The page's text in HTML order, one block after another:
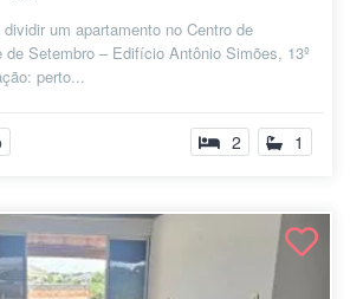
um apartamento no Centro de
Setembro – Edifício Antônio Simões, 13º
perto...
2 1